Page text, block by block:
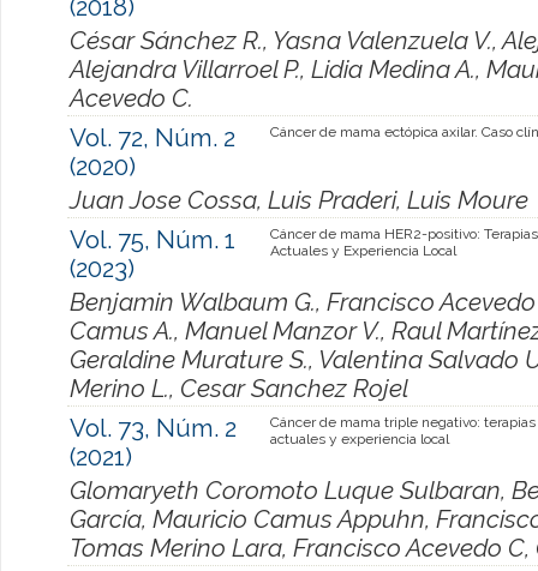
(2018)
César Sánchez R., Yasna Valenzuela V.,
Alejandra Villarroel P., Lidia Medina A.,
Acevedo C.
Vol. 72, Núm. 2
(2020)
Cáncer de mama ectópica axilar. Caso
Juan Jose Cossa, Luis Praderi, Luis Moure
Vol. 75, Núm. 1
(2023)
Cáncer de mama HER2-positivo:
Actuales y Experiencia Local
Benjamin Walbaum G., Francisco
Camus A., Manuel Manzor V., Raul
Geraldine Murature S., Valentina Salvado
Merino L., Cesar Sanchez Rojel
Vol. 73, Núm. 2
(2021)
Cáncer de mama triple negativo:
actuales y experiencia local
Glomaryeth Coromoto Luque Sulbaran,
García, Mauricio Camus Appuhn,
Tomas Merino Lara, Francisco Acevedo